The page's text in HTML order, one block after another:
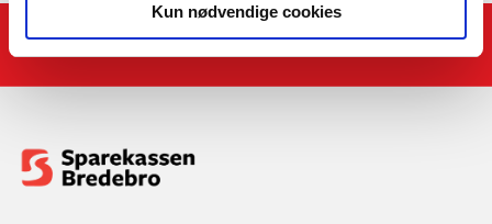
Kun nødvendige cookies
Afdelinger